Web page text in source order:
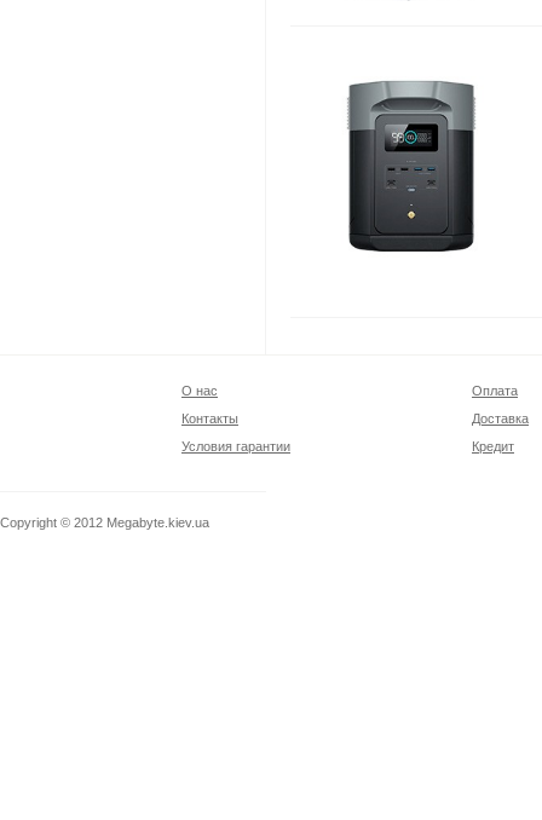
О нас
Контакты
Условия гарантии
Оплата
Доставка
Кредит
Copyright © 2012 Megabyte.kiev.ua